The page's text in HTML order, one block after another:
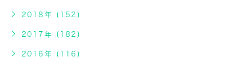
2018年 (152)
2017年 (182)
2016年 (116)